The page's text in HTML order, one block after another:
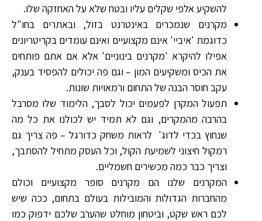
להשקיע אלפי שקלים עליו ובטח שלא על האחזקה שלו.
מקרנים שנמכרים באינטרנט בזול, ובאתרים בחו"ל
כדוגמת 'איביי' אינם מקצועיים ואינם עומדים בקריטריונים
אפילו להיקרא 'מקרנים בינוניים' אלא אם אתם פותחים
את הכיס ומשקיעים המון – וגם פה יכולים להפסיד בענק,
עקב חוסר הבנה של התחום ורמאויות שונות.
תפעול המקרן לפעמים יכול לסבך, הלימוד שלו מסרבל
בהרבה מהמקרים, וגם לא תמיד יש לכולנו את כל מה
שנחוץ בכדי לדוג' לראות משחק כדורגל – פה צריך גם
רמקול חיצוני לשמיעת הקול, וכל העסק מתחיל להסתבך,
וצריך כבר כמה מכשירים חשמליים.
המקרנים שלנו הם מקרנים סופר מקצועיים וכולם
מהחברות הגדולות והמובילות בעולם בתחום, ככה שיש
לכם ראש שקט, וביטחון מוחלט שהערב שלכם ידפוק כמו